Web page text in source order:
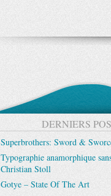
DERNIERS
Superbrothers: Sword &
Typographie anamorphique
Christian Stoll
Gotye – State Of The Art